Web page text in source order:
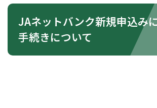
JAネットバンク新規申込み
手続きについて